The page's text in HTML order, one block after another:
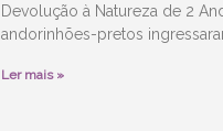
Devolução à Natureza de 2
andorinhões-pretos
Ler mais »